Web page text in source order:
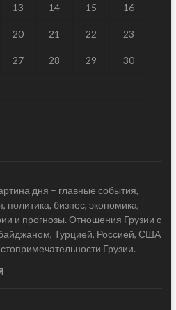
13 14 15 16
20 21 22 23
27 28 29 30
дня – главные события,
бизнес, экономика,
и прогнозы. Отношения Грузии с
Турцией, Россией, США
Грузии.